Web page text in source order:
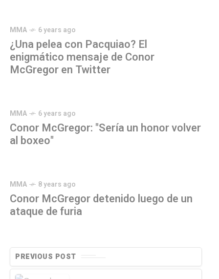
MMA 6 years ago
¿Una pelea con Pacquiao? El
enigmático mensaje de Conor
McGregor en Twitter
MMA 6 years ago
Conor McGregor: "Sería un honor volver
al boxeo"
MMA 8 years ago
Conor McGregor detenido luego de un
ataque de furia
PREVIOUS POST